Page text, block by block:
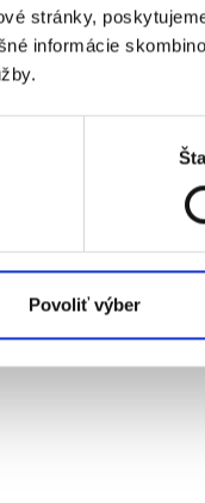
stránky,
informácie
Povoliť výber